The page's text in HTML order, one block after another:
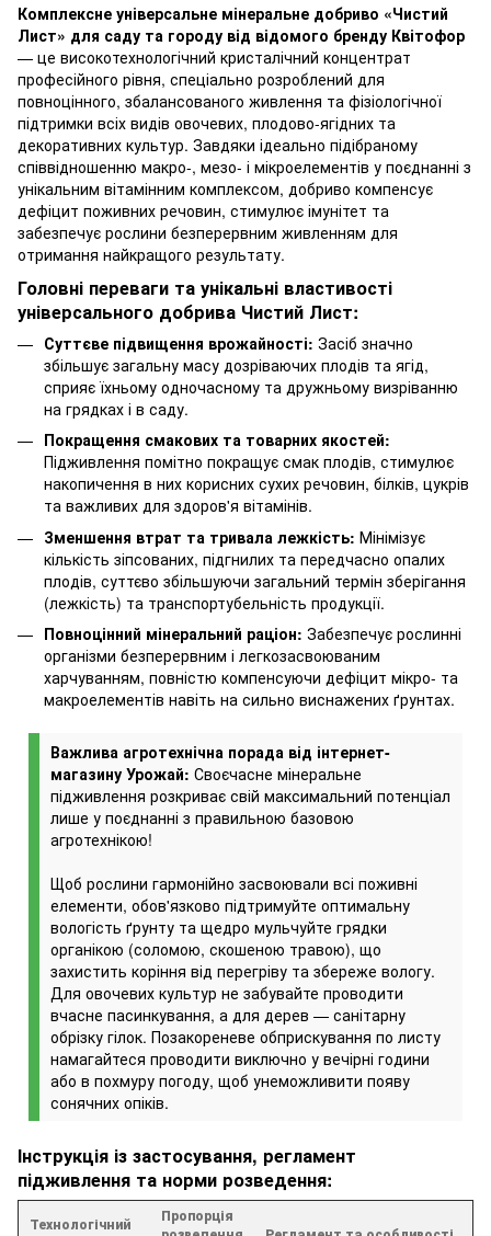
Комплексне універсальне мінеральне добриво «Чистий
Лист» для саду та городу від відомого бренду Квітофор
— це високотехнологічний кристалічний концентрат
професійного рівня, спеціально розроблений для
повноцінного, збалансованого живлення та фізіологічної
підтримки всіх видів овочевих, плодово-ягідних та
декоративних культур. Завдяки ідеально підібраному
співвідношенню макро-, мезо- і мікроелементів у поєднанні з
унікальним вітамінним комплексом, добриво компенсує
дефіцит поживних речовин, стимулює імунітет та
забезпечує рослини безперервним живленням для
отримання найкращого результату.
Головні переваги та унікальні властивості
універсального добрива Чистий Лист:
Суттєве підвищення врожайності: Засіб значно
збільшує загальну масу дозріваючих плодів та ягід,
сприяє їхньому одночасному та дружньому визріванню
на грядках і в саду.
Покращення смакових та товарних якостей:
Підживлення помітно покращує смак плодів, стимулює
накопичення в них корисних сухих речовин, білків, цукрів
та важливих для здоров'я вітамінів.
Зменшення втрат та тривала лежкість: Мінімізує
кількість зіпсованих, підгнилих та передчасно опалих
плодів, суттєво збільшуючи загальний термін зберігання
(лежкість) та транспортубельність продукції.
Повноцінний мінеральний раціон: Забезпечує рослинні
організми безперервним і легкозасвоюваним
харчуванням, повністю компенсуючи дефіцит мікро- та
макроелементів навіть на сильно виснажених ґрунтах.
Важлива агротехнічна порада від інтернет-
магазину Урожай: Своєчасне мінеральне
підживлення розкриває свій максимальний потенціал
лише у поєднанні з правильною базовою
агротехнікою!
Щоб рослини гармонійно засвоювали всі поживні
елементи, обов'язково підтримуйте оптимальну
вологість ґрунту та щедро мульчуйте грядки
органікою (соломою, скошеною травою), що
захистить коріння від перегріву та збереже вологу.
Для овочевих культур не забувайте проводити
вчасне пасинкування, а для дерев — санітарну
обрізку гілок. Позакореневе обприскування по листу
намагайтеся проводити виключно у вечірні години
або в похмуру погоду, щоб унеможливити появу
сонячних опіків.
Інструкція із застосування, регламент
підживлення та норми розведення:
Технологічний
Пропорція